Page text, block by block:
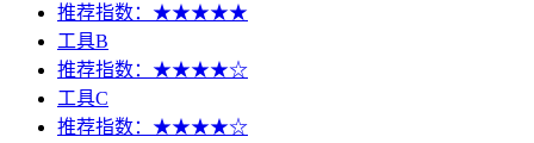
推荐指数：★★★★★
工具B
推荐指数：★★★★☆
工具C
推荐指数：★★★★☆